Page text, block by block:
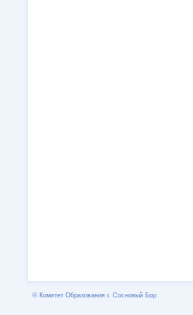
© Комитет Образования г. Сосновый Бор